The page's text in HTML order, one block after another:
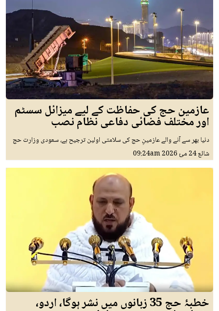
عازمین حج کی حفاظت کے لیے میزائل سسٹم
اور مختلف فضائی دفاعی نظام نصب
دنیا بھر سے آنے والے عازمینِ حج کی سلامتی اولین ترجیح ہے، سعودی وزارت حج
شائع24 مئ 2026 09:24am
خطبۂ حج 35 زبانوں میں نشر ہوگا، اردو،